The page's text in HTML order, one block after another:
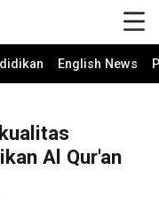
English News
Al Qur'an